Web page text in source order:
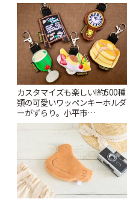
カスタマイズも楽しい!約500種
類の可愛いワッペンキーホルダ
ーがずらり。小平市
「Kimamaya T&K」 | ことりっ